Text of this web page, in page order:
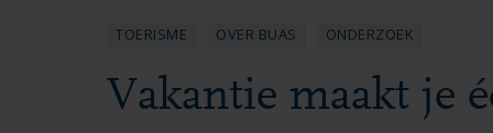
TOERISME OVER BUAS ONDERZOEK
Vakantie maakt je